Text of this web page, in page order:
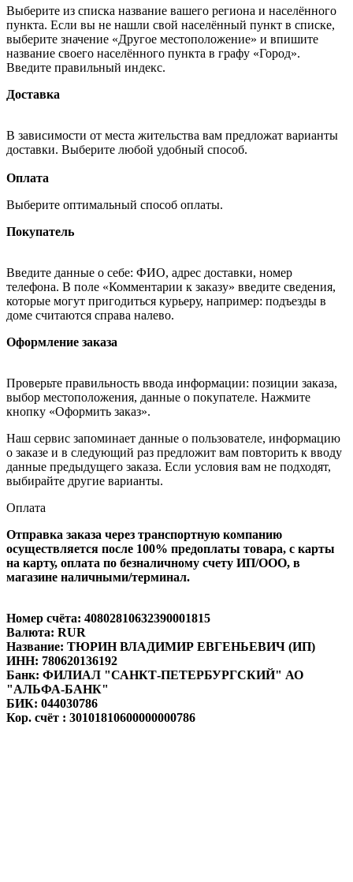
Выберите из списка название вашего региона и населённого
пункта. Если вы не нашли свой населённый пункт в списке,
выберите значение «Другое местоположение» и впишите
название своего населённого пункта в графу «Город».
Введите правильный индекс.
Доставка
В зависимости от места жительства вам предложат варианты
доставки. Выберите любой удобный способ.
Оплата
Выберите оптимальный способ оплаты.
Покупатель
Введите данные о себе: ФИО, адрес доставки, номер
телефона. В поле «Комментарии к заказу» введите сведения,
которые могут пригодиться курьеру, например: подъезды в
доме считаются справа налево.
Оформление заказа
Проверьте правильность ввода информации: позиции заказа,
выбор местоположения, данные о покупателе. Нажмите
кнопку «Оформить заказ».
Наш сервис запоминает данные о пользователе, информацию
о заказе и в следующий раз предложит вам повторить к вводу
данные предыдущего заказа. Если условия вам не подходят,
выбирайте другие варианты.
Оплата
Отправка заказа через транспортную компанию
осуществляется после 100% предоплаты товара, с карты
на карту, оплата по безналичному счету ИП/ООО, в
магазине наличными/терминал.
Номер счёта: 40802810632390001815
Валюта: RUR
Название: ТЮРИН ВЛАДИМИР ЕВГЕНЬЕВИЧ (ИП)
ИНН: 780620136192
Банк: ФИЛИАЛ "САНКТ-ПЕТЕРБУРГСКИЙ" АО
"АЛЬФА-БАНК"
БИК: 044030786
Кор. счёт : 30101810600000000786